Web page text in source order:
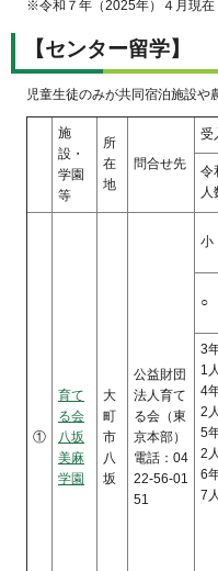
※令和７年（2025年）４月現在
【センター留学】
児童生徒のみが共同宿泊施設や
施
設・
学園
等
所
在
地
問合せ先
受
令
人
①
育て
る会
八坂
美麻
学園
大
町
市
八
坂
公益財団
法人育て
る会（東
京本部）
電話：04
22-56-01
51
小
○
3
1人
4
2人
5
2人
6
7人